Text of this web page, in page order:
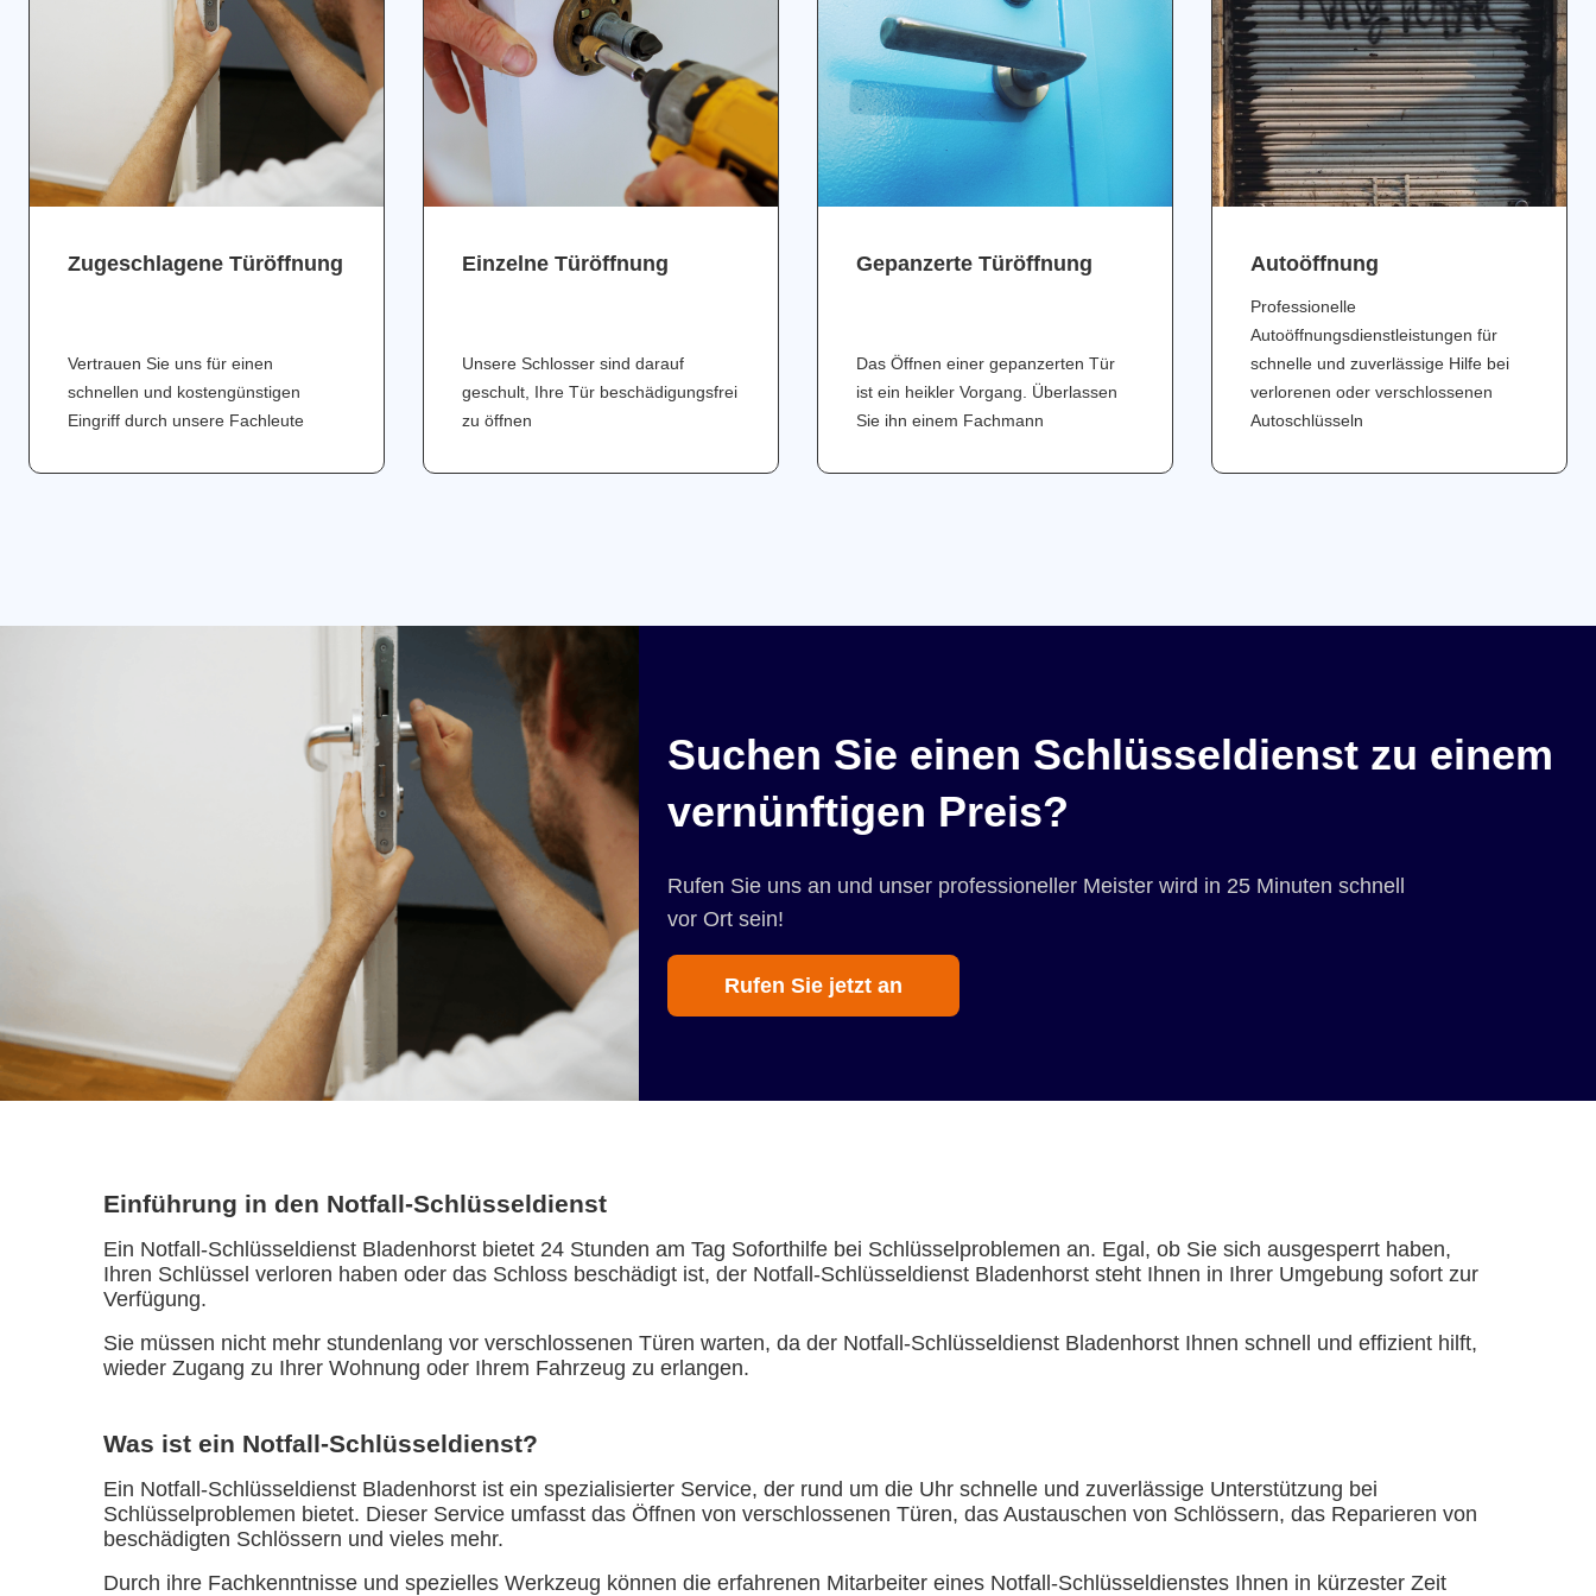
Zugeschlagene Türöffnung
Vertrauen Sie uns für einen
schnellen und kostengünstigen
Eingriff durch unsere Fachleute
Einzelne Türöffnung
Unsere Schlosser sind darauf
geschult, Ihre Tür beschädigungsfrei
zu öffnen
Gepanzerte Türöffnung
Das Öffnen einer gepanzerten Tür
ist ein heikler Vorgang. Überlassen
Sie ihn einem Fachmann
Аutoöffnung
Professionelle
Autoöffnungsdienstleistungen für
schnelle und zuverlässige Hilfe bei
verlorenen oder verschlossenen
Autoschlüsseln
Suchen Sie einen Schlüsseldienst zu einem
vernünftigen Preis?
Rufen Sie uns an und unser professioneller Meister wird in 25 Minuten schnell
vor Ort sein!
Rufen Sie jetzt an
Einführung in den Notfall-Schlüsseldienst
Ein Notfall-Schlüsseldienst Bladenhorst bietet 24 Stunden am Tag Soforthilfe bei Schlüsselproblemen an. Egal, ob Sie sich ausgesperrt haben,
Ihren Schlüssel verloren haben oder das Schloss beschädigt ist, der Notfall-Schlüsseldienst Bladenhorst steht Ihnen in Ihrer Umgebung sofort zur
Verfügung.
Sie müssen nicht mehr stundenlang vor verschlossenen Türen warten, da der Notfall-Schlüsseldienst Bladenhorst Ihnen schnell und effizient hilft,
wieder Zugang zu Ihrer Wohnung oder Ihrem Fahrzeug zu erlangen.
Was ist ein Notfall-Schlüsseldienst?
Ein Notfall-Schlüsseldienst Bladenhorst ist ein spezialisierter Service, der rund um die Uhr schnelle und zuverlässige Unterstützung bei
Schlüsselproblemen bietet. Dieser Service umfasst das Öffnen von verschlossenen Türen, das Austauschen von Schlössern, das Reparieren von
beschädigten Schlössern und vieles mehr.
Durch ihre Fachkenntnisse und spezielles Werkzeug können die erfahrenen Mitarbeiter eines Notfall-Schlüsseldienstes Ihnen in kürzester Zeit